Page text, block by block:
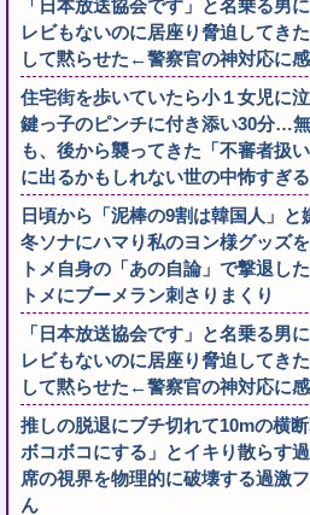
「日本放送協会です」と名乗る男
レビもないのに居座り脅迫してき
して黙らせた←警察官の神対応に
住宅街を歩いていたら小１女児に
鍵っ子のピンチに付き添い30分…
も、後から襲ってきた「不審者扱
に出るかもしれない世の中怖すぎる
日頃から「泥棒の9割は韓国人」と
冬ソナにハマり私のヨン様グッズ
トメ自身の「あの自論」で撃退し
トメにブーメラン刺さりまくり
「日本放送協会です」と名乗る男
レビもないのに居座り脅迫してき
して黙らせた←警察官の神対応に
推しの脱退にブチ切れて10mの横
ボコボコにする」とイキり散らす
席の視界を物理的に破壊する過激
ん